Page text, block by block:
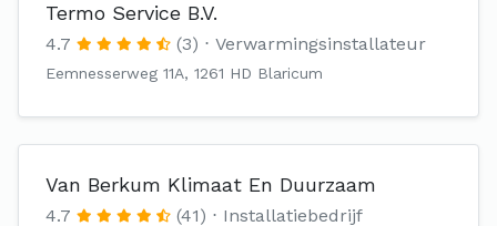
Termo Service B.V.
4.7 (3) Verwarmingsinstallateur
Eemnesserweg 11A, 1261 HD Blaricum
Van Berkum Klimaat En Duurzaam
4.7 (41) Installatiebedrijf